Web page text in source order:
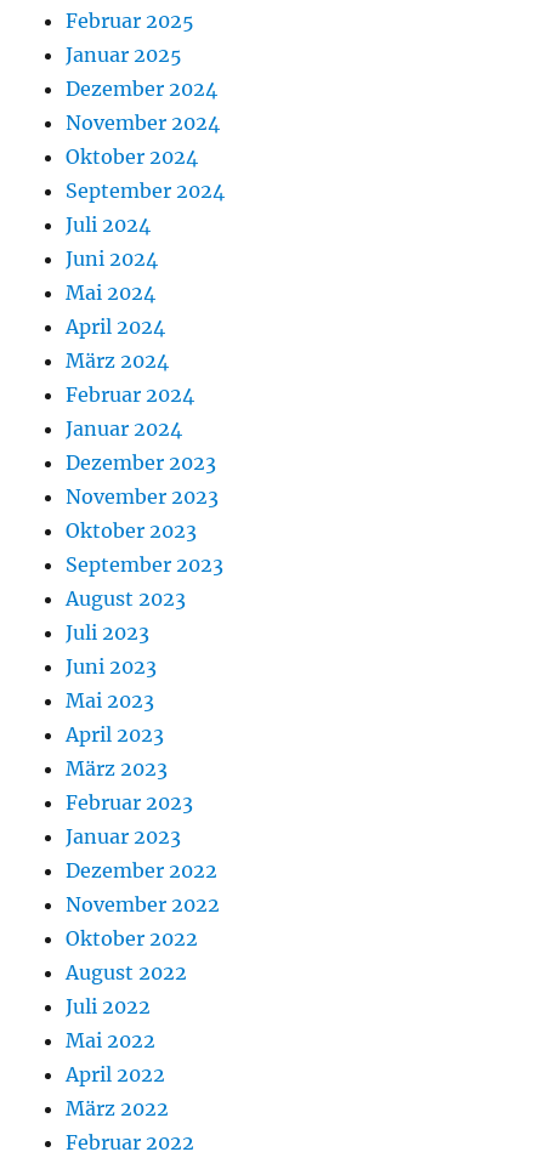
Februar 2025
Januar 2025
Dezember 2024
November 2024
Oktober 2024
September 2024
Juli 2024
Juni 2024
Mai 2024
April 2024
März 2024
Februar 2024
Januar 2024
Dezember 2023
November 2023
Oktober 2023
September 2023
August 2023
Juli 2023
Juni 2023
Mai 2023
April 2023
März 2023
Februar 2023
Januar 2023
Dezember 2022
November 2022
Oktober 2022
August 2022
Juli 2022
Mai 2022
April 2022
März 2022
Februar 2022